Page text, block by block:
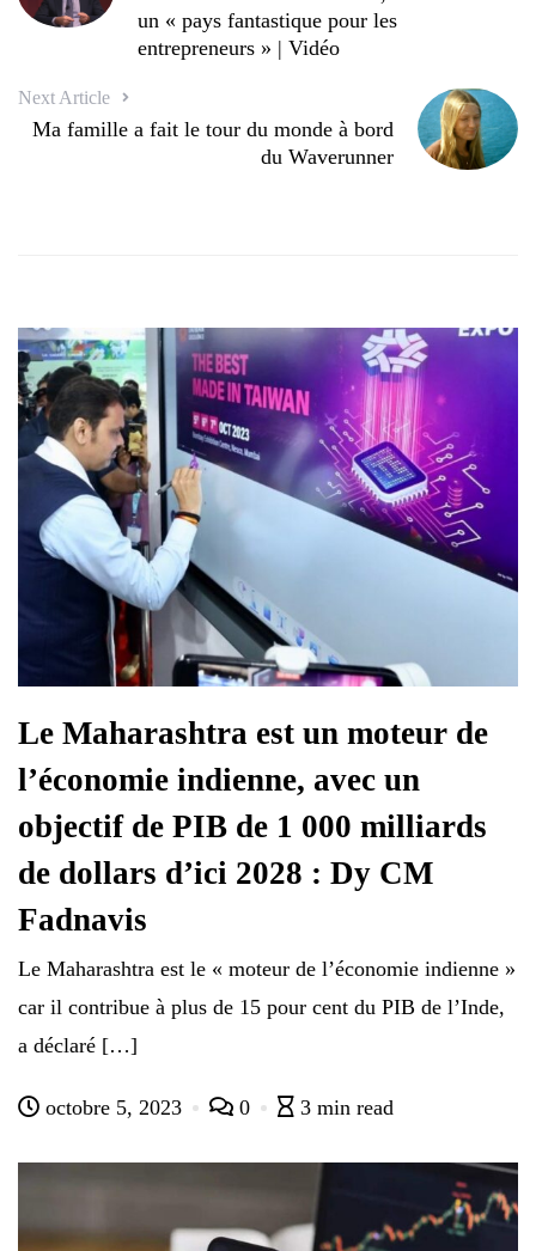
un « pays fantastique pour les
entrepreneurs » | Vidéo
Next Article
Ma famille a fait le tour du monde à bord
du Waverunner
Le Maharashtra est un moteur de
l’économie indienne, avec un
objectif de PIB de 1 000 milliards
de dollars d’ici 2028 : Dy CM
Fadnavis
Le Maharashtra est le « moteur de l’économie indienne »
car il contribue à plus de 15 pour cent du PIB de l’Inde,
a déclaré […]
octobre 5, 2023 0 3 min read